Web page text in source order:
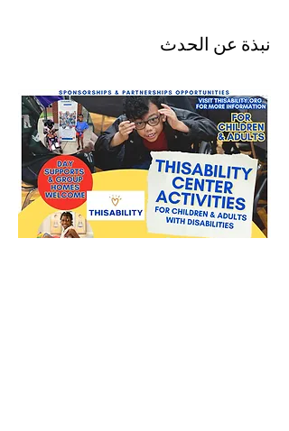
نبذة عن الحدث